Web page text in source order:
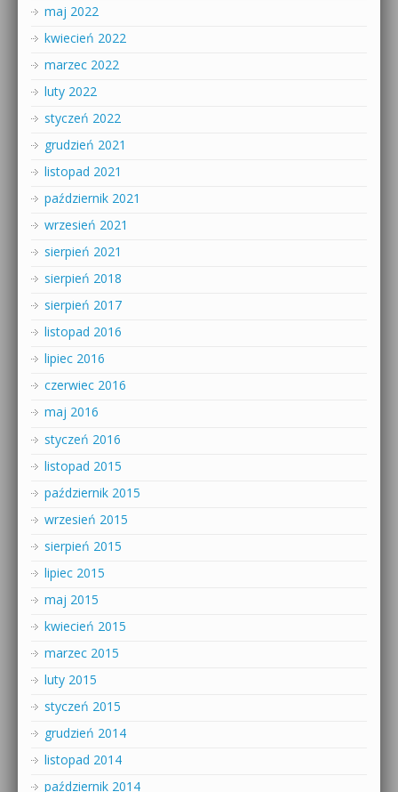
maj 2022
kwiecień 2022
marzec 2022
luty 2022
styczeń 2022
grudzień 2021
listopad 2021
październik 2021
wrzesień 2021
sierpień 2021
sierpień 2018
sierpień 2017
listopad 2016
lipiec 2016
czerwiec 2016
maj 2016
styczeń 2016
listopad 2015
październik 2015
wrzesień 2015
sierpień 2015
lipiec 2015
maj 2015
kwiecień 2015
marzec 2015
luty 2015
styczeń 2015
grudzień 2014
listopad 2014
październik 2014